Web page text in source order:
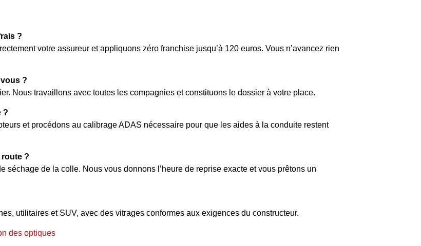
?
votre assureur et appliquons zéro franchise jusqu’à 120 euros. Vous n’avancez rien
?
Nous travaillons avec toutes les compagnies et constituons le dossier à votre place.
?
et procédons au calibrage ADAS nécessaire pour que les aides à la conduite restent
?
séchage de la colle. Nous vous donnons l’heure de reprise exacte et vous prêtons un
utilitaires et SUV, avec des vitrages conformes aux exigences du constructeur.
des optiques